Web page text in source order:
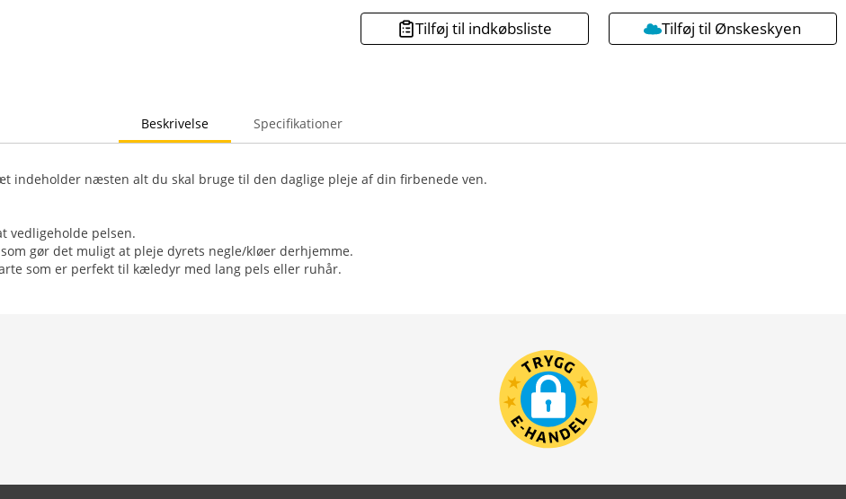
Tilføj til indkøbsliste Tilføj til Ønskeskyen
Beskrivelse Specifikationer
indeholder næsten alt du skal bruge til den daglige pleje af din firbenede ven.
vedligeholde pelsen.
som gør det muligt at pleje dyrets negle/kløer derhjemme.
som er perfekt til kæledyr med lang pels eller ruhår.